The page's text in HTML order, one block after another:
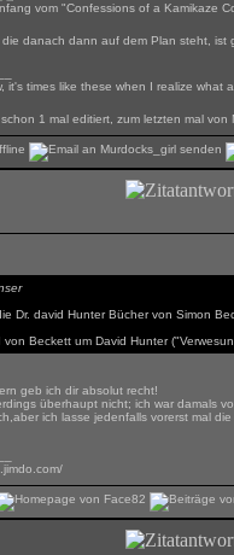
vom "Confessions of a Kamikaze
danach dann auf dem Plan steht, ist
it's times like these when I realize what
1 mal editiert, zum letzten mal von
Dr. david Hunter Bücher von Simon
Beckett um David Hunter
geb ich dir absolut recht!
überhaupt nicht; ich war damals
ich lasse jedenfalls vorerst mal